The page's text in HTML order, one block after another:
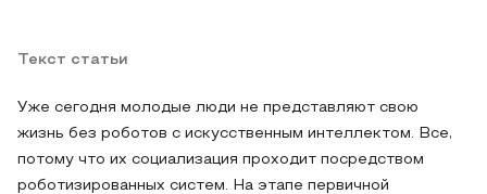
Текст статьи
Уже сегодня молодые люди не представляют свою
жизнь без роботов с искусственным интеллектом. Все,
потому что их социализация проходит посредством
роботизированных систем. На этапе первичной